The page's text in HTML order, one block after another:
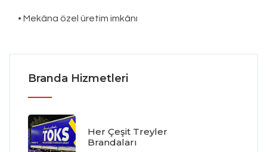
• Mekâna özel üretim imkânı
Branda Hizmetleri
Her Çeşit Treyler
Brandaları